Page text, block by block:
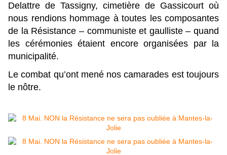
Delattre de Tassigny, cimetière de Gassicourt où
nous rendions hommage à toutes les composantes
de la Résistance – communiste et gaulliste – quand
les cérémonies étaient encore organisées par la
municipalité.
Le combat qu’ont mené nos camarades est toujours
le nôtre.